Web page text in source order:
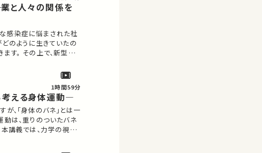
と人々の関係を
感染症に悩まされた社
のように生きていたの
す。 その上で、新型コ
について一緒に考えて
1時間59分
える身体運動―
、「身体のバネ」とは一
は、重りのついたバネ
本講義では、力学の視点
きるだけわかりやすく
のための金曜特別講座